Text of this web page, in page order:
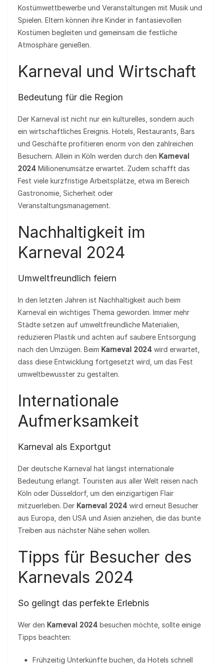
Kostümwettbewerbe und Veranstaltungen mit Musik und
Spielen. Eltern können ihre Kinder in fantasievollen
Kostümen begleiten und gemeinsam die festliche
Atmosphäre genießen.
Karneval und Wirtschaft
Bedeutung für die Region
Der Karneval ist nicht nur ein kulturelles, sondern auch
ein wirtschaftliches Ereignis. Hotels, Restaurants, Bars
und Geschäfte profitieren enorm von den zahlreichen
Besuchern. Allein in Köln werden durch den Karneval
2024 Millionenumsätze erwartet. Zudem schafft das
Fest viele kurzfristige Arbeitsplätze, etwa im Bereich
Gastronomie, Sicherheit oder
Veranstaltungsmanagement.
Nachhaltigkeit im
Karneval 2024
Umweltfreundlich feiern
In den letzten Jahren ist Nachhaltigkeit auch beim
Karneval ein wichtiges Thema geworden. Immer mehr
Städte setzen auf umweltfreundliche Materialien,
reduzieren Plastik und achten auf saubere Entsorgung
nach den Umzügen. Beim Karneval 2024 wird erwartet,
dass diese Entwicklung fortgesetzt wird, um das Fest
umweltbewusster zu gestalten.
Internationale
Aufmerksamkeit
Karneval als Exportgut
Der deutsche Karneval hat längst internationale
Bedeutung erlangt. Touristen aus aller Welt reisen nach
Köln oder Düsseldorf, um den einzigartigen Flair
mitzuerleben. Der Karneval 2024 wird erneut Besucher
aus Europa, den USA und Asien anziehen, die das bunte
Treiben aus nächster Nähe sehen wollen.
Tipps für Besucher des
Karnevals 2024
So gelingt das perfekte Erlebnis
Wer den Karneval 2024 besuchen möchte, sollte einige
Tipps beachten:
Frühzeitig Unterkünfte buchen, da Hotels schnell